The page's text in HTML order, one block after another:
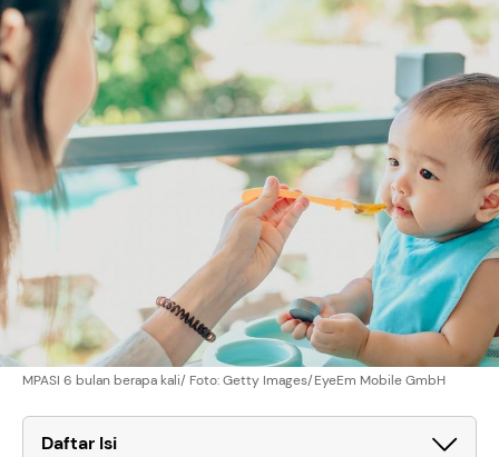
MPASI 6 bulan berapa kali/ Foto: Getty Images/EyeEm Mobile GmbH
Daftar Isi